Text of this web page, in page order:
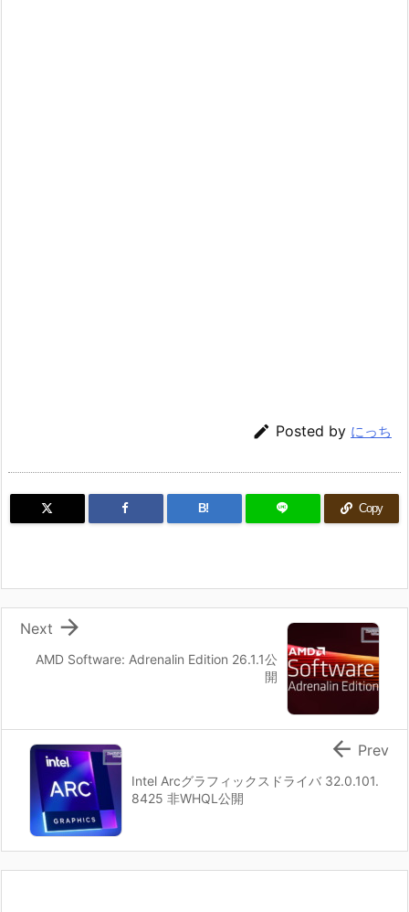
 Posted by にっち
B! Copy
AMD Software: Adrenalin Edition 26.1.1公
開

Next
Intel Arcグラフィックスドライバ 32.0.101.
8425 非WHQL公開
 Prev